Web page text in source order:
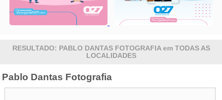
RESULTADO: PABLO DANTAS FOTOGRAFIA em TODAS AS
LOCALIDADES
Pablo Dantas Fotografia